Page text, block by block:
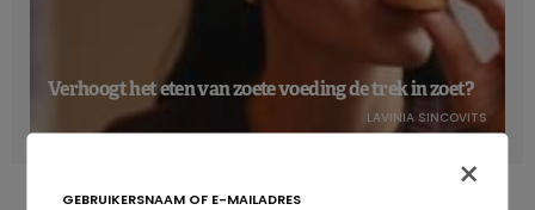
Verhoogt het eten van zoete voeding de trek in zoet?
LAVINIA SINCOVITS
×
GEBRUIKERSNAAM OF E-MAILADRES